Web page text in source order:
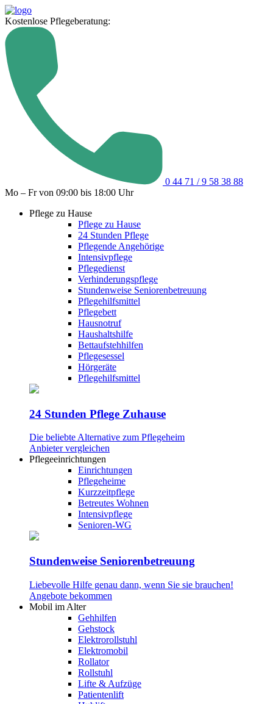
Kostenlose Pflegeberatung:
0 44 71 / 9 58 38 88
Mo – Fr von 09:00 bis 18:00 Uhr
Pflege zu Hause
Pflege zu Hause
24 Stunden Pflege
Pflegende Angehörige
Intensivpflege
Pflegedienst
Verhinderungspflege
Stundenweise Seniorenbetreuung
Pflegehilfsmittel
Pflegebett
Hausnotruf
Haushaltshilfe
Bettaufstehhilfen
Pflegesessel
Hörgeräte
Pflegehilfsmittel
24 Stunden Pflege Zuhause
Die beliebte Alternative zum Pflegeheim
Anbieter vergleichen
Pflegeeinrichtungen
Einrichtungen
Pflegeheime
Kurzzeitpflege
Betreutes Wohnen
Intensivpflege
Senioren-WG
Stundenweise Seniorenbetreuung
Liebevolle Hilfe genau dann, wenn Sie sie brauchen!
Angebote bekommen
Mobil im Alter
Gehhilfen
Gehstock
Elektrorollstuhl
Elektromobil
Rollator
Rollstuhl
Lifte & Aufzüge
Patientenlift